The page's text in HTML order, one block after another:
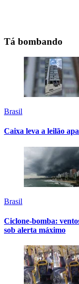
Tá bombando
Brasil
Caixa leva a leilão
Brasil
Ciclone-bomba:
sob alerta máximo